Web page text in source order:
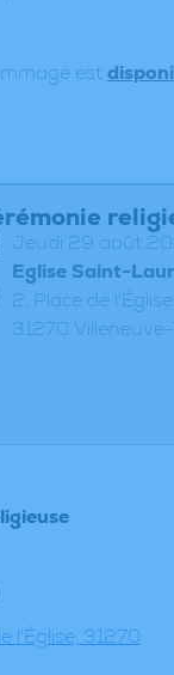
est
jeudi 29 août
Eglise Saint-
2, Place de l'Église
31270
l'Église, 31270